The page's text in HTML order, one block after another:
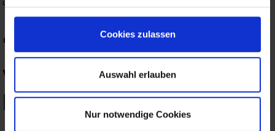
Cookies zulassen
Auswahl erlauben
Nur notwendige Cookies
Für die Menschen ist es
wichtig, miteinander
kreativ tätig zu sein.